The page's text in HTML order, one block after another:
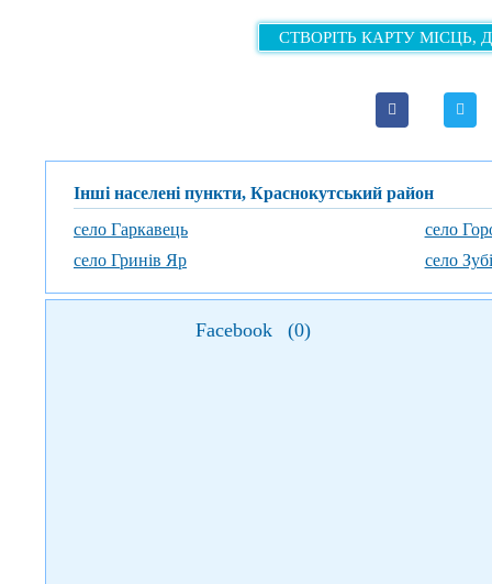
СТВОРІТЬ КАРТУ МІСЦЬ,
Інші населені пункти, Краснокутський район
село Гаркавець
село
село Гринів Яр
село
Facebook (0)